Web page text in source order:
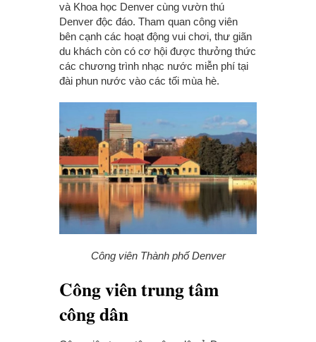
và Khoa học Denver cùng vườn thú
Denver độc đáo. Tham quan công viên
bên cạnh các hoạt động vui chơi, thư giãn
du khách còn có cơ hội được thưởng thức
các chương trình nhạc nước miễn phí tại
đài phun nước vào các tối mùa hè.
Công viên Thành phố Denver
Công viên trung tâm
công dân